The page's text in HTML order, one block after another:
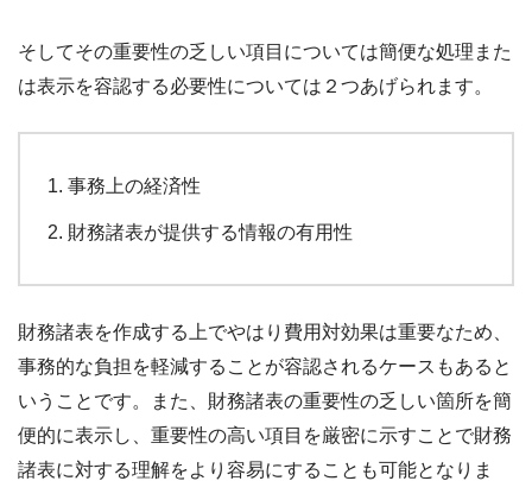
そしてその重要性の乏しい項目については簡便な処理また
は表示を容認する必要性については２つあげられます。
事務上の経済性
財務諸表が提供する情報の有用性
財務諸表を作成する上でやはり費用対効果は重要なため、
事務的な負担を軽減することが容認されるケースもあると
いうことです。また、財務諸表の重要性の乏しい箇所を簡
便的に表示し、重要性の高い項目を厳密に示すことで財務
諸表に対する理解をより容易にすることも可能となりま